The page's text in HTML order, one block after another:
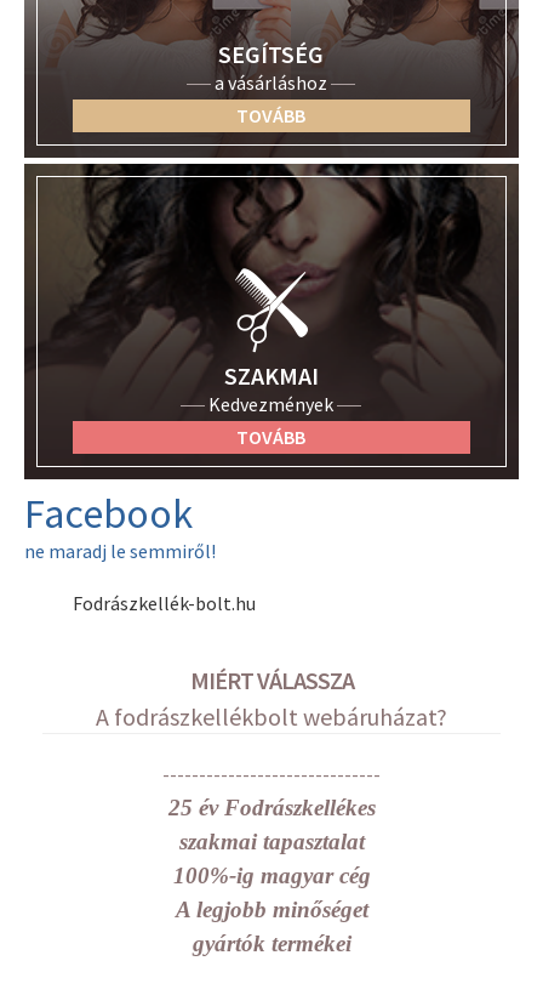
SEGÍTSÉG
a vásárláshoz
TOVÁBB
SZAKMAI
Kedvezmények
TOVÁBB
Facebook
ne maradj le semmiről!
Fodrászkellék-bolt.hu
MIÉRT VÁLASSZA
A fodrászkellékbolt webáruházat?
------------------------------
25 év Fodrászkellékes
szakmai tapasztalat
100%-ig magyar cég
A legjobb minőséget
gyártók termékei